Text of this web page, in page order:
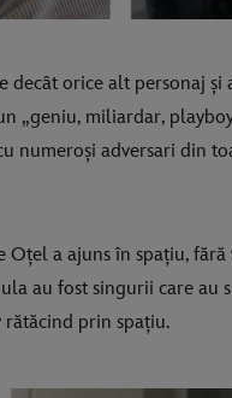
decât orice alt personaj
„geniu, miliardar,
numeroși adversari din
a ajuns în spațiu,
au fost singurii care au
prin spațiu.